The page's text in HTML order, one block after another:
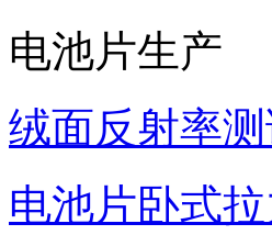
电池片生产
绒面反射率
电池片卧式